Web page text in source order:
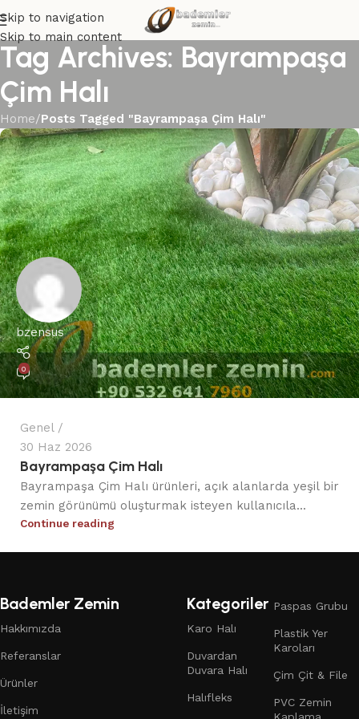
Skip to navigation
Skip to main content
Tag Archives: Bayrampaşa
Çim Halı
Home/Posts Tagged "Bayrampaşa Çim Halı"
bzensus
0
Genel
30 Haz 2026
Bayrampaşa Çim Halı
Bayrampaşa Çim Halı ürünleri, açık alanlarda yeşil bir
zemin görünümü oluşturmak isteyen kullanıcıla...
Continue reading
Bademler Zemin
Hakkımızda
Referanslar
Ürünler
İletişim
Kategoriler
Karo Halı
Duvardan
Duvara Halı
Halıfleks
Paspas Grubu
Plastik Yer
Karoları
Çim Çit & File
PVC Zemin